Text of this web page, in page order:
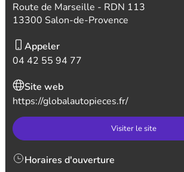
Route de Marseille - RDN 113
13300 Salon-de-Provence
Appeler
04 42 55 94 77
Site web
https://globalautopieces.fr/
Visiter le site
Horaires d'ouverture